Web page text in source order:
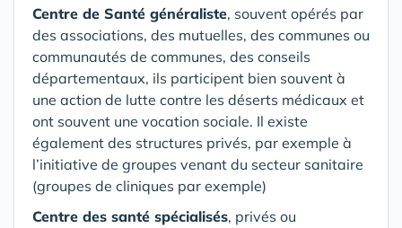
Centre de Santé généraliste, souvent opérés par
des associations, des mutuelles, des communes ou
communautés de communes, des conseils
départementaux, ils participent bien souvent à
une action de lutte contre les déserts médicaux et
ont souvent une vocation sociale. Il existe
également des structures privés, par exemple à
l’initiative de groupes venant du secteur sanitaire
(groupes de cliniques par exemple)
Centre des santé spécialisés, privés ou